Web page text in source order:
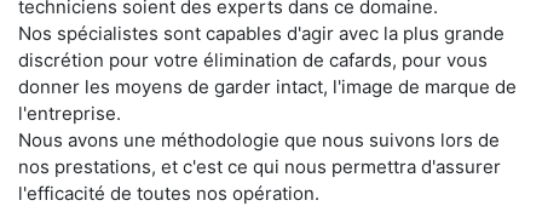
techniciens soient des experts dans ce domaine.
Nos spécialistes sont capables d'agir avec la plus grande
discrétion pour votre élimination de cafards, pour vous
donner les moyens de garder intact, l'image de marque de
l'entreprise.
Nous avons une méthodologie que nous suivons lors de
nos prestations, et c'est ce qui nous permettra d'assurer
l'efficacité de toutes nos opération.